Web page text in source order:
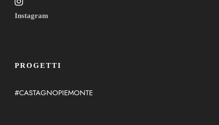
Instagram
PROGETTI
#CASTAGNOPIEMONTE